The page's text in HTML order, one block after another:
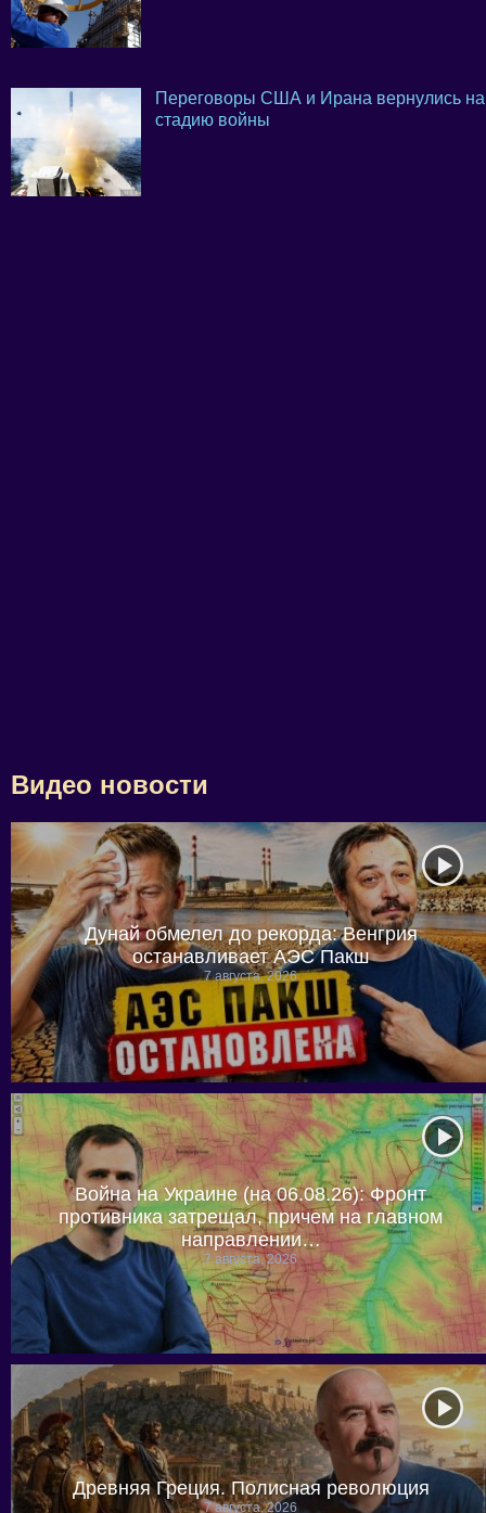
Переговоры США и Ирана вернулись на
стадию войны
Видео новости
Дунай обмелел до рекорда: Венгрия
останавливает АЭС Пакш
7 августа, 2026
Война на Украине (на 06.08.26): Фронт
противника затрещал, причем на главном
направлении…
7 августа, 2026
Древняя Греция. Полисная революция
7 августа, 2026